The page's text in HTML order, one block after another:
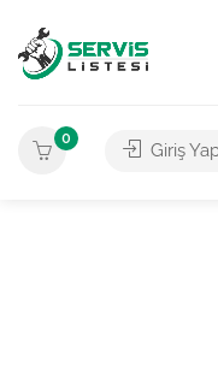
0
Giriş